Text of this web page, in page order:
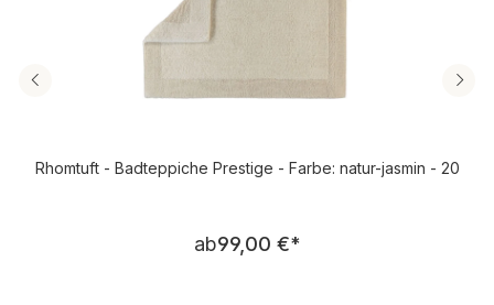
Rhomtuft - Badteppiche Prestige - Farbe: natur-jasmin - 20
Regulärer Preis:
ab99,00 €*